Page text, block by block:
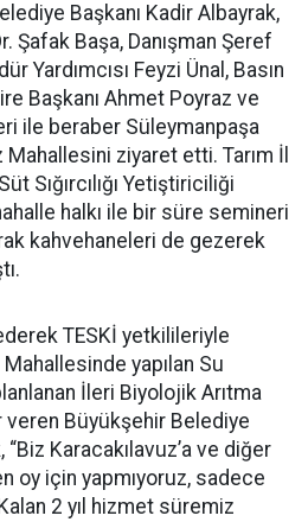
Başkanı Kadir Albayrak,
Şafak Başa, Danışman Şeref
Yardımcısı Feyzi Ünal, Basın
Başkanı Ahmet Poyraz ve
ile beraber Süleymanpaşa
ziyaret etti. Tarım İl
Sığırcılığı Yetiştiriciliği
halkı ile bir süre semineri
kahvehaneleri de gezerek
TESKİ yetkilileriyle
yapılan Su
İleri Biyolojik Arıtma
veren Büyükşehir Belediye
“Biz Karacakılavuz’a ve diğer
oy için yapmıyoruz, sadece
2 yıl hizmet süremiz